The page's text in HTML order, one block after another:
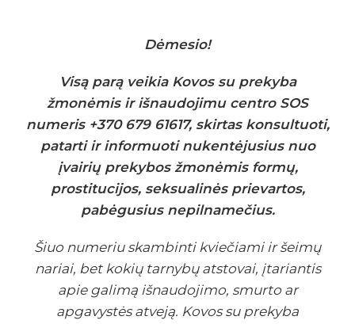
Dėmesio!
Visą parą veikia Kovos su prekyba
žmonėmis ir išnaudojimu centro SOS
numeris +370 679 61617, skirtas konsultuoti,
patarti ir informuoti nukentėjusius nuo
įvairių prekybos žmonėmis formų,
prostitucijos, seksualinės prievartos,
pabėgusius nepilnamečius.
Šiuo numeriu skambinti kviečiami ir šeimų
nariai, bet kokių tarnybų atstovai, įtariantis
apie galimą išnaudojimo, smurto ar
apgavystės atveją. Kovos su prekyba